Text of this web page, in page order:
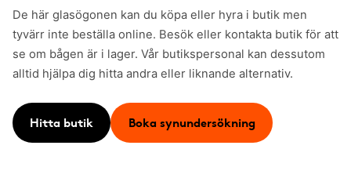
De här glasögonen kan du köpa eller hyra i butik men
tyvärr inte beställa online. Besök eller kontakta butik för att
se om bågen är i lager. Vår butikspersonal kan dessutom
alltid hjälpa dig hitta andra eller liknande alternativ.
Hitta butik Boka synundersökning